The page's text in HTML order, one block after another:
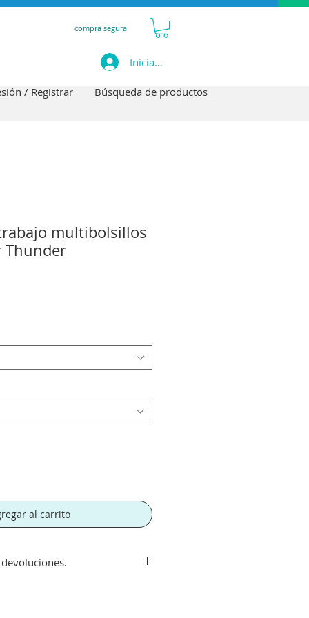
compra segura
Iniciar sesión
/ Registrar Búsqueda de productos
multibolsillos
Thunder
al carrito